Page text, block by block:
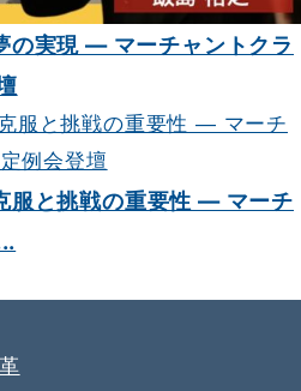
の実現 — マーチャントクラ
服と挑戦の重要性 — マーチ